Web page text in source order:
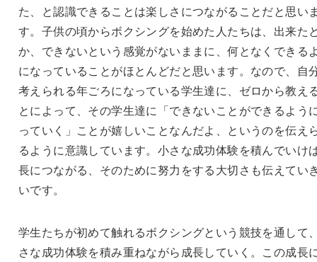
た、と認識できることは楽しさにつながることだと思い
す。子供の頃からボクシングを始めた人たちは、出来た
か、できないという感覚がないままに、何となくできる
になっていることがほとんどだと思います。なので、自
考えられる年ごろになっている学生達に、ゼロから教え
とによって、その学生達に「できないことができるよう
っていく」ことが嬉しいことなんだよ、というのを伝え
るように意識しています。小さな成功体験を積んでいけ
長につながる、そのために努力をする大切さも伝えてい
いです。
学生たちが初めて触れるボクシングという競技を通して
さな成功体験を積み重ねながら成長していく。この成長